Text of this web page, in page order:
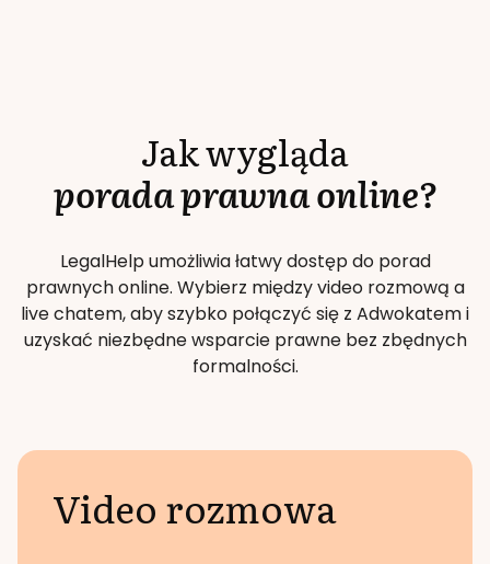
Jak wygląda
porada prawna online?
LegalHelp umożliwia łatwy dostęp do porad
prawnych online. Wybierz między video rozmową a
live chatem, aby szybko połączyć się z Adwokatem i
uzyskać niezbędne wsparcie prawne bez zbędnych
formalności.
Video rozmowa